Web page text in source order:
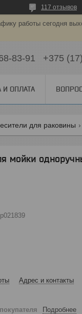
117 отзывов
работы сегодня
83-91 +375
И ОПЛАТА
для раковины
мойки
Адрес и контакты
Подробнее